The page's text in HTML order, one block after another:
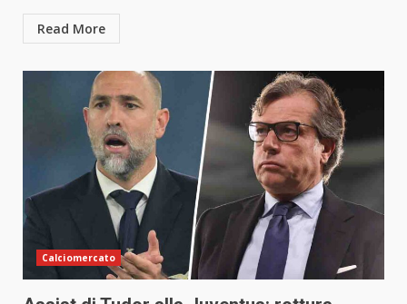
Read More
Calciomercato